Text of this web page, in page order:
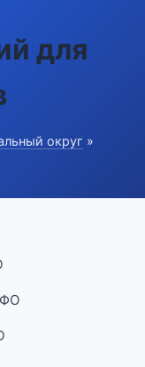
для
округ »